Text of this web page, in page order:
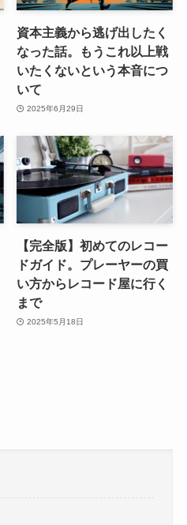
資本主義から逃げ出したく
なった話。もうこれ以上戦
いたくないという本音につ
いて
2025年6月29日
【完全版】初めてのレコー
ドガイド。プレーヤーの買
い方からレコード屋に行く
まで
2025年5月18日